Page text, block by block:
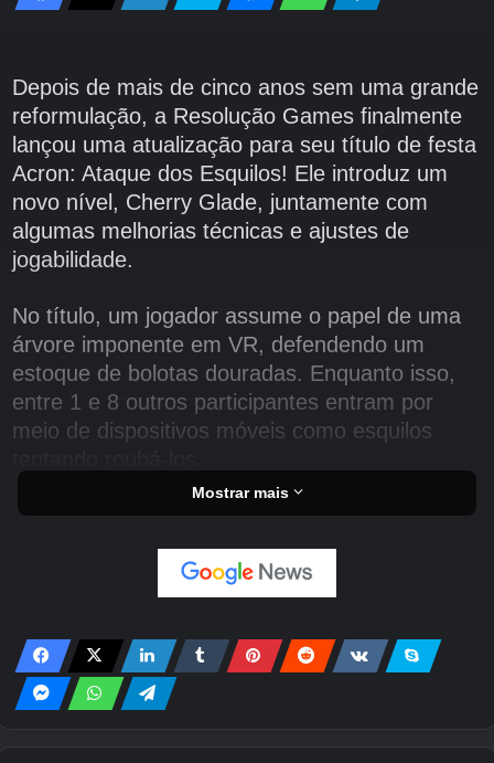
Depois de mais de cinco anos sem uma grande
reformulação, a Resolução Games finalmente
lançou uma atualização para seu título de festa
Acron: Ataque dos Esquilos! Ele introduz um
novo nível, Cherry Glade, juntamente com
algumas melhorias técnicas e ajustes de
jogabilidade.
No título, um jogador assume o papel de uma
árvore imponente em VR, defendendo um
estoque de bolotas douradas. Enquanto isso,
entre 1 e 8 outros participantes entram por
meio de dispositivos móveis como esquilos
Então, o que Cherry Glade traz
para Acron: Ataque dos Esquilos?
tema primaveril que muda o fluxo do jogo em
comparação com mapas anteriores. Em vez de
correr direto em direção à árvore, os esquilos
Mostrar mais